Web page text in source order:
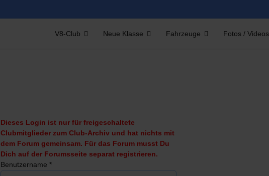
V8-Club Neue Klasse Fahrzeuge Fotos / Videos
Dieses Login ist nur für freigeschaltete
Clubmitglieder zum Club-Archiv und hat nichts mit
dem Forum gemeinsam. Für das Forum musst Du
Dich auf der Forumsseite separat registrieren.
Benutzername *